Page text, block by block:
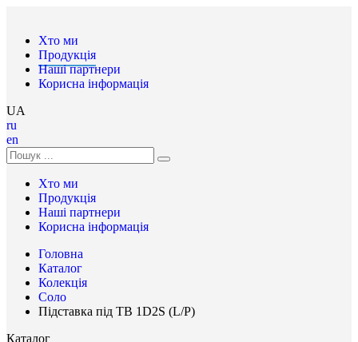
Хто ми
Продукція
Наші партнери
Корисна інформація
UA
ru
en
Хто ми
Продукція
Наші партнери
Корисна інформація
Головна
Каталог
Колекція
Соло
Підставка під ТВ 1D2S (L/Р)
Каталог